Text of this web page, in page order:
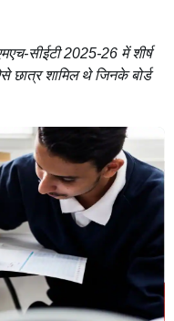
सीईटी 2025-26 में शीर्ष
छात्र शामिल थे जिनके बोर्ड